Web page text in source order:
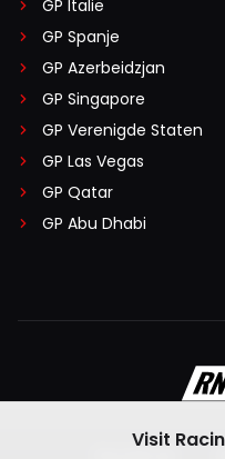
GP Italië
GP Spanje
GP Azerbeidzjan
GP Singapore
GP Verenigde Staten
GP Las Vegas
GP Qatar
GP Abu Dhabi
Visit